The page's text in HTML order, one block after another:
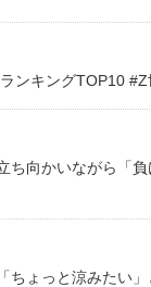
ンキングTOP10
向かいながら「
ちょっと涼みたい